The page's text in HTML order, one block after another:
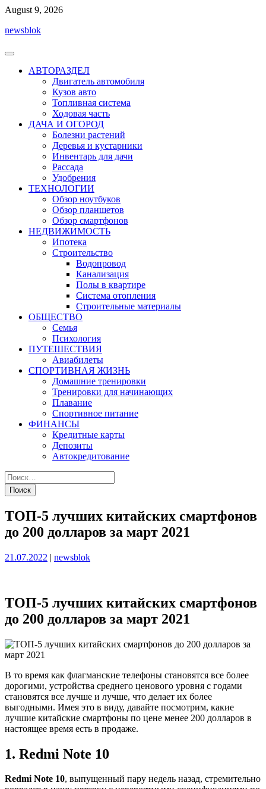
Перейти
содержимому
August 9, 2026
newsblok
АВТОРАЗДЕЛ
Двигатель автомобиля
Кузов авто
Топливная система
Ходовая часть
ДАЧА И ОГОРОД
Болезни растений
Деревья и кустарники
Инвентарь для дачи
Рассада
Удобрения
ТЕХНОЛОГИИ
Обзор ноутбуков
Обзор планшетов
Обзор смартфонов
НЕДВИЖИМОСТЬ
Ипотека
Строительство
Водопровод
Канализация
Полы в квартире
Система отопления
Строительные материалы
ОБЩЕСТВО
Семья
Психология
ПУТЕШЕСТВИЯ
Авиабилеты
СПОРТИВНАЯ ЖИЗНЬ
Домашние тренировки
Тренировки для начинающих
Плавание
Спортивное питание
ФИНАНСЫ
Кредитные карты
Депозиты
Автокредитование
ТОП-5 лучших китайских смартфонов
до 200 долларов за март 2021
Опубликовано
21.07.2022 | Опубликовано
newsblok
ТОП-5 лучших китайских смартфонов
до 200 долларов за март 2021
В то время как флагманские телефоны становятся все более
дорогими, устройства среднего ценового уровня с годами
становятся все лучше и лучше, что делает их более
выгодными. Имея это в виду, давайте посмотрим, какие
лучшие китайские смартфоны по цене менее 200 долларов в
настоящее время есть в продаже.
1. Redmi Note 10
Redmi Note 10, выпущенный пару недель назад, стремительно